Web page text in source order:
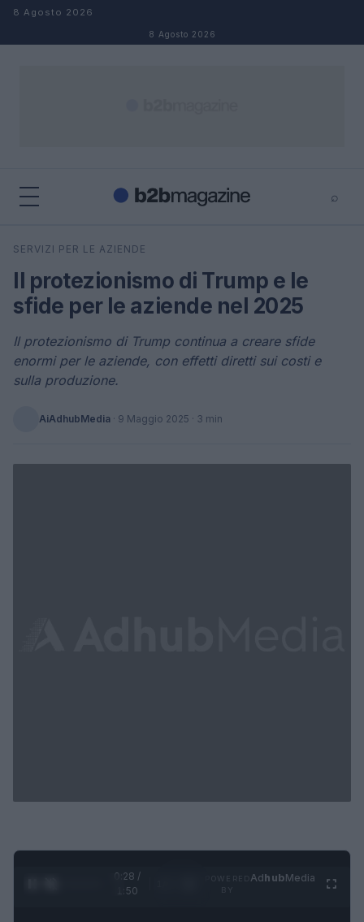
Salta al contenuto
8 Agosto 2026
8 Agosto 2026
⌕
Cerca
SERVIZI PER LE AZIENDE
Il protezionismo di Trump e le
sfide per le aziende nel 2025
Il protezionismo di Trump continua a creare sfide
enormi per le aziende, con effetti diretti sui costi e
sulla produzione.
AiAdhubMedia · 9 Maggio 2025 · 3 min
0:29 /
1:50
AdhubMedia